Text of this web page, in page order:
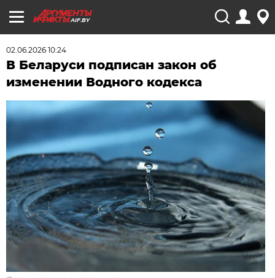
AIF.BY
02.06.2026 10:24
В Беларуси подписан закон об
изменении Водного кодекса